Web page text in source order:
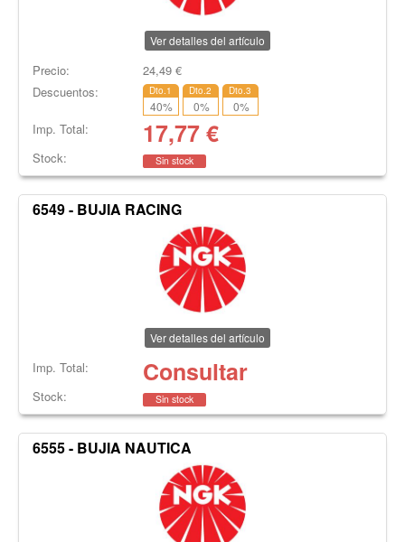
Ver detalles del artículo
Precio: 24,49€
Descuentos:
Dto.1
40%
Dto.2
0%
Dto.3
0%
Imp. Total: 17,77€
Stock: Sin stock
6549 - BUJIA RACING
Ver detalles del artículo
Imp. Total: Consultar
Stock: Sin stock
6555 - BUJIA NAUTICA